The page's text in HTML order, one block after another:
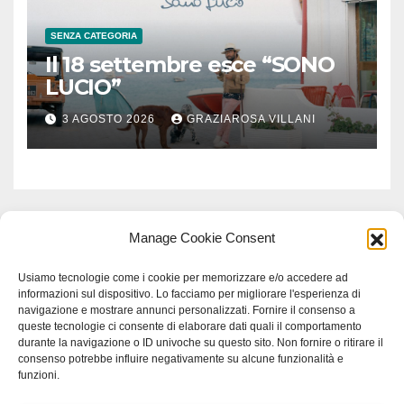
Manage Cookie Consent
Usiamo tecnologie come i cookie per memorizzare e/o accedere ad
informazioni sul dispositivo. Lo facciamo per migliorare l'esperienza di
navigazione e mostrare annunci personalizzati. Fornire il consenso a
queste tecnologie ci consente di elaborare dati quali il comportamento
durante la navigazione o ID univoche su questo sito. Non fornire o ritirare il
consenso potrebbe influire negativamente su alcune funzionalità e
funzioni.
SENZA CATEGORIA
Il 18 settembre esce “SONO
LUCIO”
3 AGOSTO 2026 GRAZIAROSA VILLANI